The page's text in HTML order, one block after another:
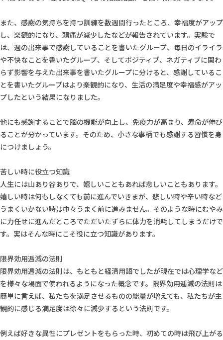
また、感謝の気持ちを持つ訓練を数週間行ったところ、幸福度がアップ
し、楽観的になり、頭痛が減少したなどが報告されています。実験で
は、週の出来事で感謝していることを書いたグループ、毎日のイライラ
や不快なことを書いたグループ、そしてポジティブ、ネガティブに関わ
らず影響を与えた出来事を書いたグループに分けると、感謝しているこ
とを書いたグループはより楽観的になり、生活の満足度や幸福感がアッ
プしたという結果になりました。
他にも感謝することで脳の機能が向上し、免疫力が高まり、寿命が伸び
ることが分かっています。そのため、小さな事柄でも感謝する習慣を身
につけましょう。
苦しい時に役立つ知識
人生には山あり谷ありで、嬉しいこともあれば悲しいこともあります。
嬉しい時は何もしなくても前に進んでいきまが、悲しい時や辛い時など
うまくいかない時は中々うまく前に進みません。そのような時にむやみ
に力任せに進んだところでただいたずらに体力を消耗してしまうだけで
す。実はそんな時にこそ役に立つ知識があります。
限界効用逓減の法則
限界効用逓減の法則は、もともと経済用語でしたが現在では心理学など
を様々な場面で使われるようになった概念です。限界効用逓減の法則は
簡単に言えば、私たちを満足させるものの総量が増えても、私たちが主
観的に感じる満足度は徐々に減少するという法則です。
例えば好きな異性にプレゼントをもらった時、初めての時は飛び上がる